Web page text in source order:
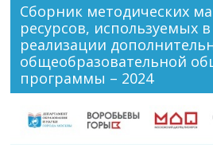
Сборник методических
ресурсов, используемых
реализации
общеобразовательной
программы – 2024